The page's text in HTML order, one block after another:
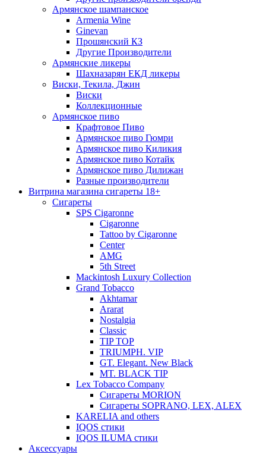
Армянское шампанское
Armenia Wine
Ginevan
Прошянский КЗ
Другие Производители
Армянские ликеры
Шахназарян ЕКД ликеры
Виски, Текила, Джин
Виски
Коллекционные
Армянское пиво
Крафтовое Пиво
Армянское пиво Гюмри
Армянское пиво Киликия
Армянское пиво Котайк
Армянское пиво Дилижан
Разные производители
Витрина магазина сигареты 18+
Cигареты
SPS Cigaronne
Сigaronne
Tattoo by Cigaronne
Center
AMG
5th Street
Mackintosh Luxury Collection
Grand Tobacco
Akhtamar
Ararat
Nostalgia
Classic
TIP TOP
TRIUMPH. VIP
GT. Elegant. New Black
MT. BLACK TIP
Lex Tobacco Company
Сигареты MORION
Сигареты SOPRANO, LEX, ALEX
KARELIA and others
IQOS стики
IQOS ILUMA стики
Аксессуары